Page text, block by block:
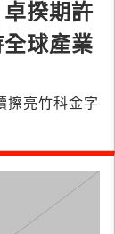
揆期許
球產業
擦亮竹科金字